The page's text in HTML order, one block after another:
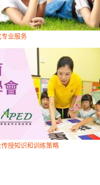
业服务
授知识和训练策略